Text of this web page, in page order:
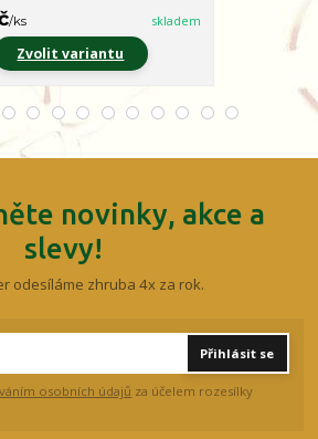
/ks skladem
Zvolit variantu
novinky, akce a
slevy!
odesíláme zhruba 4x za rok.
Přihlásit se
osobních údajů za účelem rozesílky